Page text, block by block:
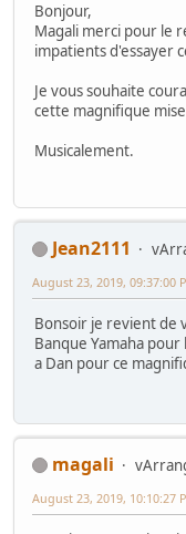
Bonjour,
Magali merci pour le
impatients d'essayer
Je vous souhaite
cette magnifique
Musicalement.
Jean2111
August 23, 2019, 09:37:00
Bonsoir je revient de
Banque Yamaha
a Dan pour ce
magali
August 23, 2019, 10:10:27